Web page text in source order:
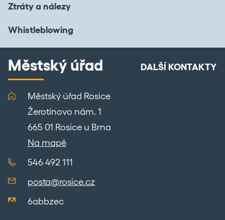
Ztráty a nálezy
Whistleblowing
Městský úřad DALŠÍ KONTAKTY
Městský úřad Rosice
Žerotínovo nám. 1
665 01 Rosice u Brna
Na mapě
546 492 111
posta@rosice.cz
6abbzec